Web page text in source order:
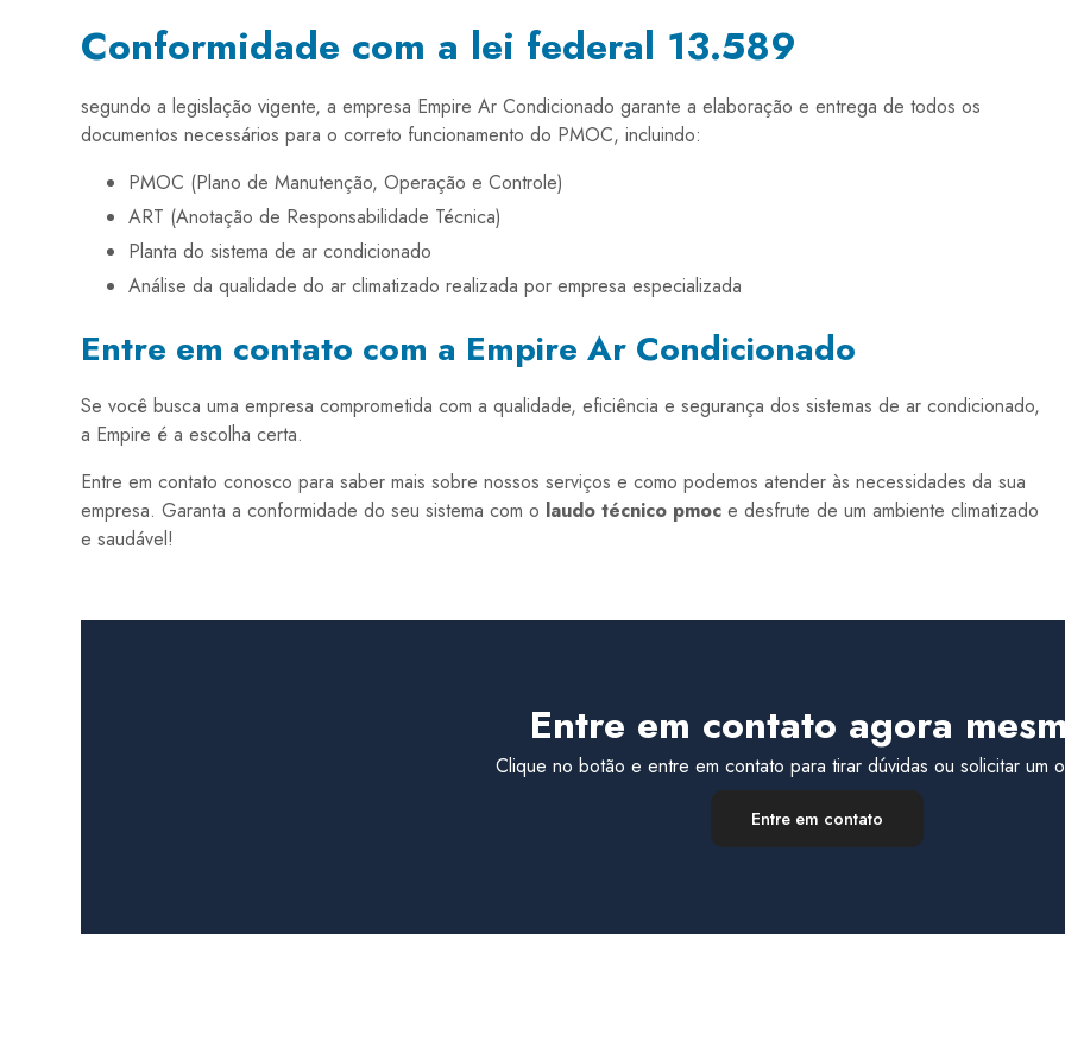
Conformidade com a lei federal 13.589
segundo a legislação vigente, a empresa Empire Ar Condicionado garante a elaboração e entrega de todos os
documentos necessários para o correto funcionamento do PMOC, incluindo:
PMOC (Plano de Manutenção, Operação e Controle)
ART (Anotação de Responsabilidade Técnica)
Planta do sistema de ar condicionado
Análise da qualidade do ar climatizado realizada por empresa especializada
Entre em contato com a Empire Ar Condicionado
Se você busca uma empresa comprometida com a qualidade, eficiência e segurança dos sistemas de ar condicionado,
a Empire é a escolha certa.
Entre em contato conosco para saber mais sobre nossos serviços e como podemos atender às necessidades da sua
empresa. Garanta a conformidade do seu sistema com o laudo técnico pmoc e desfrute de um ambiente climatizado
e saudável!
Entre em contato agora
Clique no botão e entre em contato para tirar dúvidas ou solicitar um
Entre em contato